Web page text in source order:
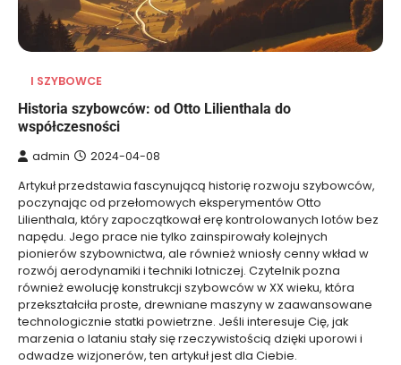
I SZYBOWCE
Historia szybowców: od Otto Lilienthala do
współczesności
admin 2024-04-08
Artykuł przedstawia fascynującą historię rozwoju szybowców,
poczynając od przełomowych eksperymentów Otto
Lilienthala, który zapoczątkował erę kontrolowanych lotów bez
napędu. Jego prace nie tylko zainspirowały kolejnych
pionierów szybownictwa, ale również wniosły cenny wkład w
rozwój aerodynamiki i techniki lotniczej. Czytelnik pozna
również ewolucję konstrukcji szybowców w XX wieku, która
przekształciła proste, drewniane maszyny w zaawansowane
technologicznie statki powietrzne. Jeśli interesuje Cię, jak
marzenia o lataniu stały się rzeczywistością dzięki uporowi i
odwadze wizjonerów, ten artykuł jest dla Ciebie.